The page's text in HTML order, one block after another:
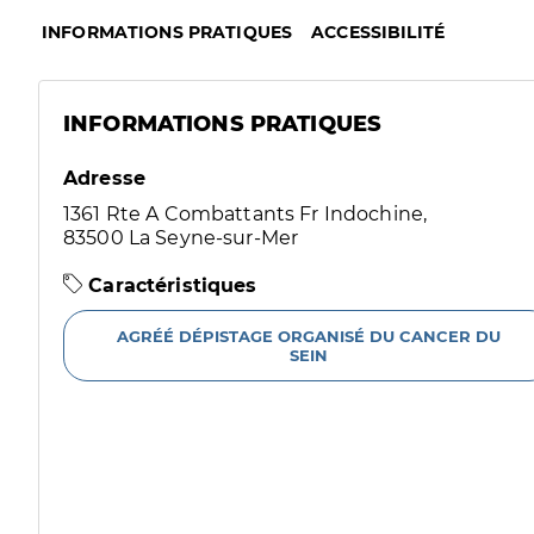
INFORMATIONS PRATIQUES ACCESSIBILITÉ
INFORMATIONS PRATIQUES
Adresse
1361 Rte A Combattants Fr Indochine,
83500 La Seyne-sur-Mer
Caractéristiques
AGRÉÉ DÉPISTAGE ORGANISÉ DU CANCER DU
SEIN